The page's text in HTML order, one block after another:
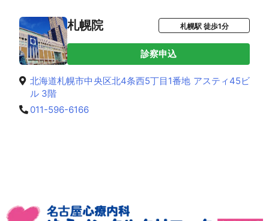
札幌院 札幌駅 徒歩1分
診察申込
北海道札幌市中央区北4条西5丁目1番地 アスティ45ビ
ル 3階
011-596-6166